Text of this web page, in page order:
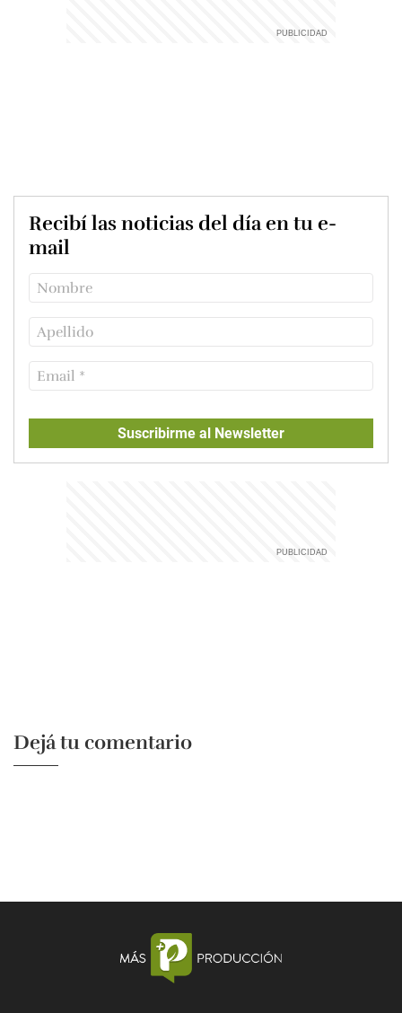
Recibí las noticias del día en tu e-
mail
Suscribirme al Newsletter
Dejá tu comentario